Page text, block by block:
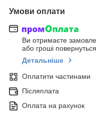
Умови оплати
Ви отримаєте
або гроші
Детальніше
Оплатити частинами
Післяплата
Оплата на рахунок